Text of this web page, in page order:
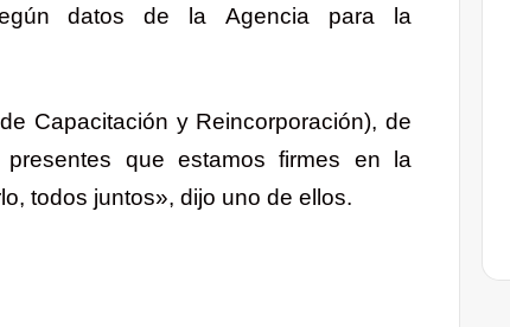
datos de la Agencia para la
Capacitación y Reincorporación), de
que estamos firmes en la
todos juntos», dijo uno de ellos.